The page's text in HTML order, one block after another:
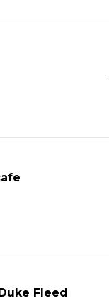
Fleed